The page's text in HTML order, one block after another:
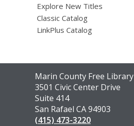
Explore New Titles
Classic Catalog
LinkPlus Catalog
Contact
the
Library
Marin County Free Library
3501 Civic Center Drive
Suite 414
San Rafael CA 94903
(415) 473-3220